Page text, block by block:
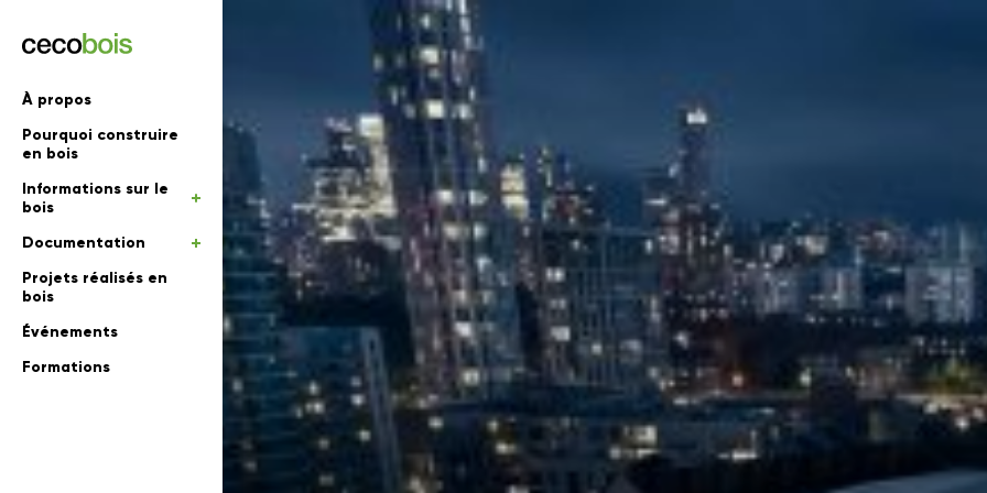
À propos
Pourquoi construire
en bois
Informations sur le
bois
Documentation
Projets réalisés en
bois
Événements
Formations
en bois